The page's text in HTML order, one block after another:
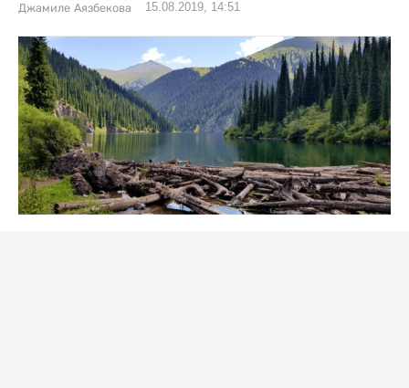
Джамиле Аязбекова 15.08.2019, 14:51